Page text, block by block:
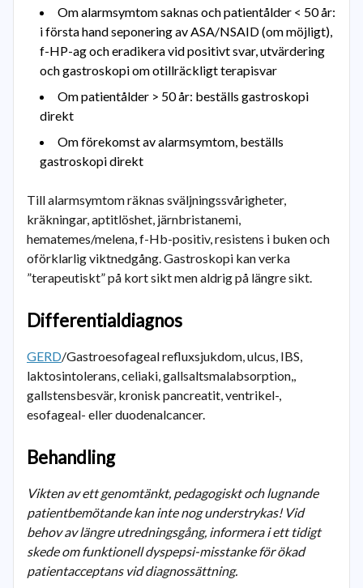
Om alarmsymtom saknas och patientålder < 50 år:
i första hand seponering av ASA/NSAID (om möjligt),
f-HP-ag och eradikera vid positivt svar, utvärdering
och gastroskopi om otillräckligt terapisvar
Om patientålder > 50 år: beställs gastroskopi
direkt
Om förekomst av alarmsymtom, beställs
gastroskopi direkt
Till alarmsymtom räknas sväljningssvårigheter,
kräkningar, aptitlöshet, järnbristanemi,
hematemes/melena, f-Hb-positiv, resistens i buken och
oförklarlig viktnedgång. Gastroskopi kan verka
”terapeutiskt” på kort sikt men aldrig på längre sikt.
Differentialdiagnos
GERD/Gastroesofageal refluxsjukdom, ulcus, IBS,
laktosintolerans, celiaki, gallsaltsmalabsorption,,
gallstensbesvär, kronisk pancreatit, ventrikel-,
esofageal- eller duodenalcancer.
Behandling
Vikten av ett genomtänkt, pedagogiskt och lugnande
patientbemötande kan inte nog understrykas! Vid
behov av längre utredningsgång, informera i ett tidigt
skede om funktionell dyspepsi-misstanke för ökad
patientacceptans vid diagnossättning.